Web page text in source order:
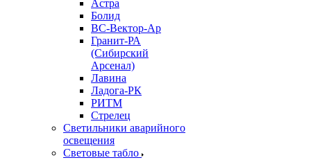
Астра
Болид
ВС-Вектор-Ар
Гранит-РА
(Сибирский
Арсенал)
Лавина
Ладога-РК
РИТМ
Стрелец
Светильники аварийного
освещения
Световые табло